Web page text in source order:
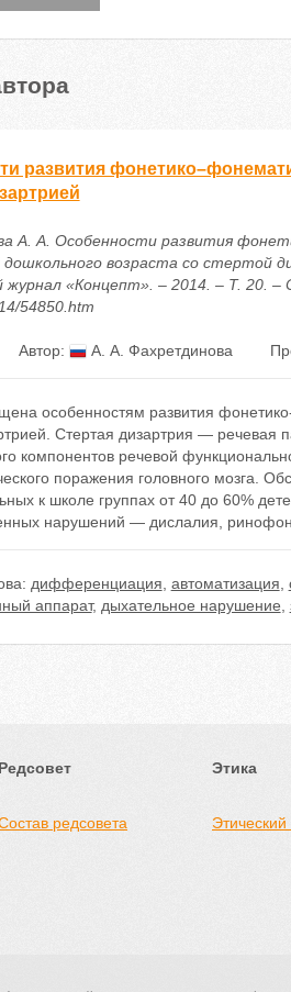
развития
А. А. Особенности развития
дошкольного возраста со стертой
журнал «Концепт». – 2014. – Т. 20. –
54850.htm
Автор: А. А. Фахретдинова
особенностям развития
Стертая дизартрия — речевая
компонентов речевой
поражения головного мозга.
к школе группах от 40 до 60%
нарушений — дислалия,
дифференциация автоматизация
аппарат, дыхательное нарушение
Редсовет
редсовета
Этика
Этический